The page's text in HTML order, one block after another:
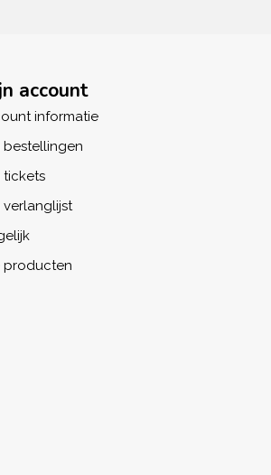
account
informatie
bestellingen
tickets
verlanglijst
producten